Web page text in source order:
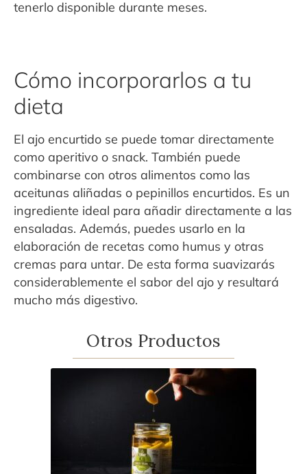
tenerlo disponible durante meses.
Cómo incorporarlos a tu
dieta
El ajo encurtido se puede tomar directamente
como aperitivo o snack. También puede
combinarse con otros alimentos como las
aceitunas aliñadas o pepinillos encurtidos. Es un
ingrediente ideal para añadir directamente a las
ensaladas. Además, puedes usarlo en la
elaboración de recetas como humus y otras
cremas para untar. De esta forma suavizarás
considerablemente el sabor del ajo y resultará
mucho más digestivo.
Otros Productos